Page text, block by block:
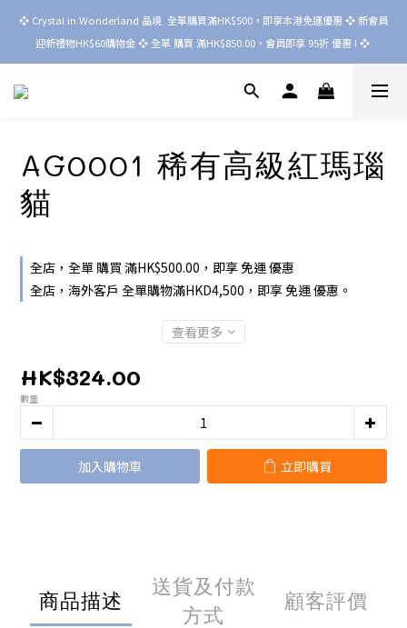
❖ Crystal in Wonderland 晶境  全單購買滿HK$500，即享本港免運優惠 ❖ 新會員
迎新禮物HK$60購物金 ❖ 全單 購買 滿HK$850.00，會員即享 95折 優惠 ! ❖
AG0001 稀有高級紅瑪瑙
貓
全店，全單 購買 滿HK$500.00，即享 免運 優惠
全店，海外客戶 全單購物滿HKD4,500，即享 免運 優惠。
查看更多
HK$324.00
數量
加入購物車 立即購買
商品描述
送貨及付款
方式
顧客評價